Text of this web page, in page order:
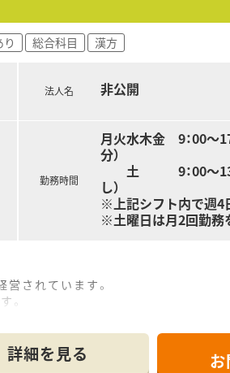
総合科目 漢方
法人名 非公開
勤務時間
月火水木金 9：00～
分）
土 9：00～13：
し）
※上記シフト内で週4
※土曜日は月2回勤務
されています。
。
指して社会に貢献するため、
。
詳細を見る